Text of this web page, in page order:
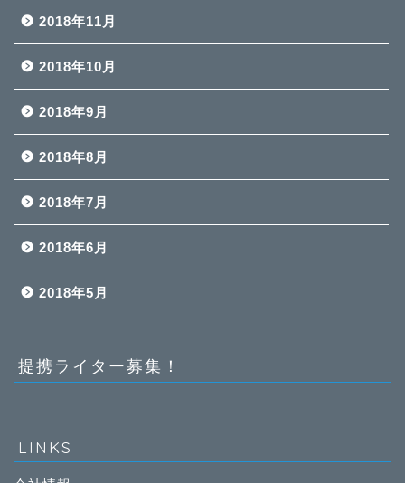
2018年11月
2018年10月
2018年9月
2018年8月
2018年7月
2018年6月
2018年5月
提携ライター募集！
LINKS